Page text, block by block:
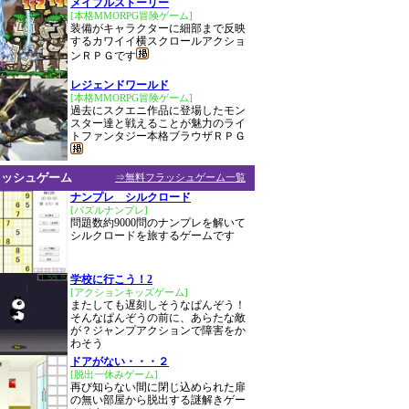
メイプルストーリー
[本格MMORPG冒険ゲーム]
装備がキャラクターに細部まで反映
するカワイイ横スクロールアクショ
ンＲＰＧです
レジェンドワールド
[本格MMORPG冒険ゲーム]
過去にスクエニ作品に登場したモン
スター達と戦えることが魅力のライ
トファンタジー本格ブラウザＲＰＧ
⇒無料フラッシュゲーム一覧
シュゲーム
ナンプレ シルクロード
[パズルナンプレ]
問題数約9000問のナンプレを解いて
シルクロードを旅するゲームです
学校に行こう！2
[アクションキッズゲーム]
またしても遅刻しそうなぱんぞう！
そんなぱんぞうの前に、あらたな敵
が？ジャンプアクションで障害をか
わそう
ドアがない・・・２
[脱出一休みゲーム]
再び知らない間に閉じ込められた扉
の無い部屋から脱出する謎解きゲー